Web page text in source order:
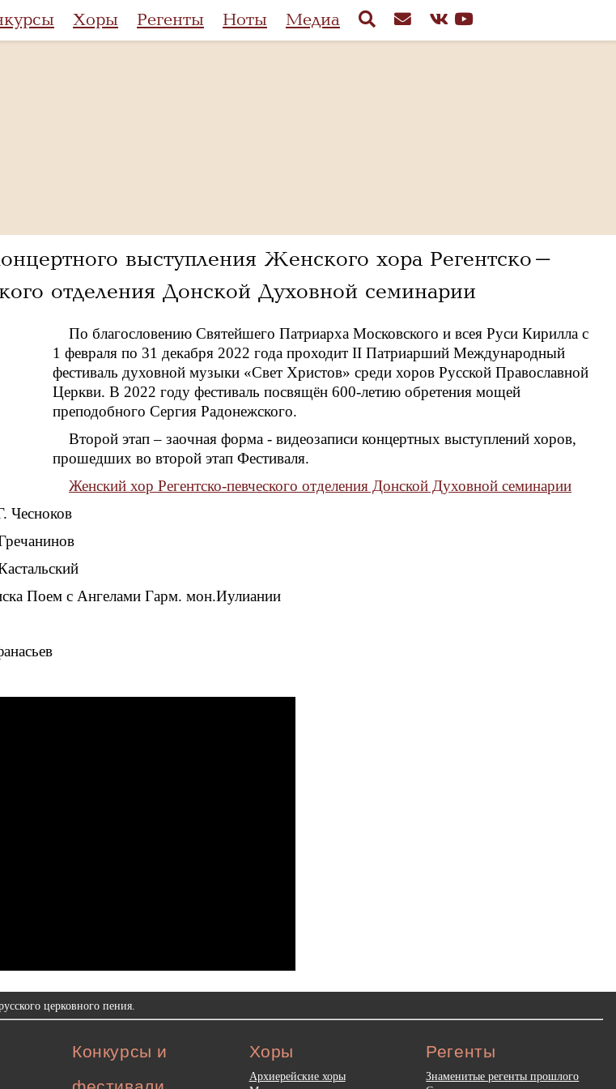
Хоры Регенты Ноты Медиа
выступления Женского хора Регентско-
отделения Донской Духовной семинарии
По благословению Святейшего Патриарха Московского и всея Руси Кирилла с
1 февраля по 31 декабря 2022 года проходит II Патриарший Международный
фестиваль духовной музыки «Свет Христов» среди хоров Русской Православной
Церкви. В 2022 году фестиваль посвящён 600-летию обретения мощей
преподобного Сергия Радонежского.
Второй этап – заочная форма - видеозаписи концертных выступлений хоров,
прошедших во второй этап Фестиваля.
Женский хор Регентско-певческого отделения Донской Духовной семинарии
Чесноков
Поем с Ангелами Гарм. мон.Иулиании
церковного пения.
Конкурсы и
Хоры
Архиерейские хоры
Регенты
Знаменитые регенты прошлого